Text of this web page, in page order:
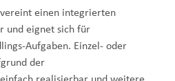
vereint einen integrierten
und eignet sich für
Aufgaben. Einzel- oder
der